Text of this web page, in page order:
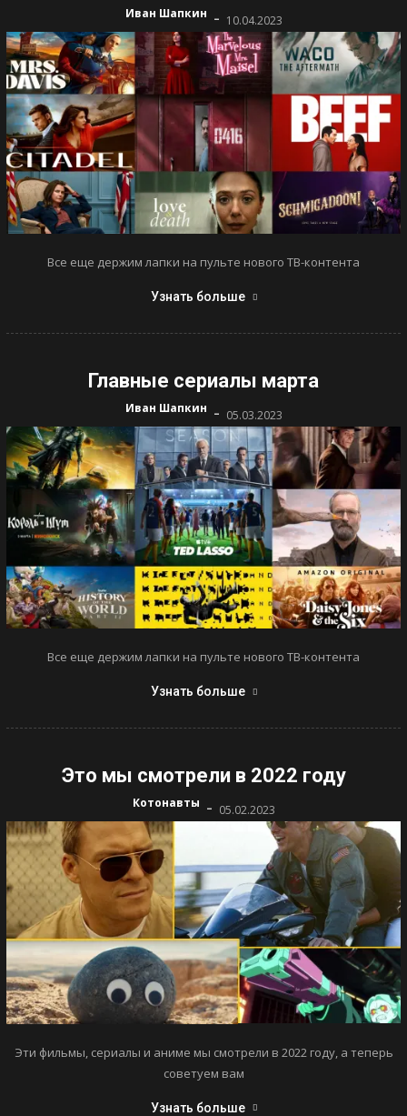
Иван Шапкин - 10.04.2023
Все еще держим лапки на пульте нового ТВ-контента
Узнать больше
Главные сериалы марта
Иван Шапкин - 05.03.2023
Все еще держим лапки на пульте нового ТВ-контента
Узнать больше
Это мы смотрели в 2022 году
Котонавты - 05.02.2023
Эти фильмы, сериалы и аниме мы смотрели в 2022 году, а теперь
советуем вам
Узнать больше